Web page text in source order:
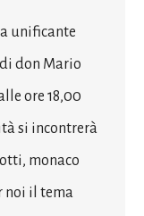
unificante
don Mario
ore 18,00
si incontrerà
monaco
noi il tema